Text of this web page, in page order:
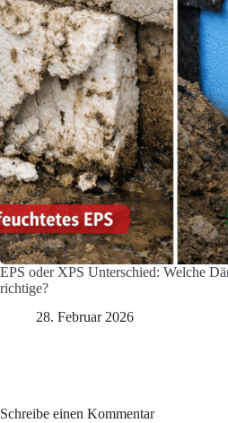
EPS oder XPS Unterschied: Welche
richtige?
28. Februar 2026
Schreibe einen Kommentar